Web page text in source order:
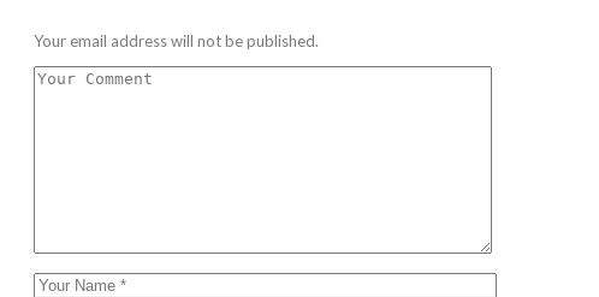
Your email address will not be published.